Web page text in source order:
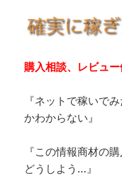
購入相談、レビュ
『ネットで稼いで
かわからない』
『この情報商材の
どうしよう…』